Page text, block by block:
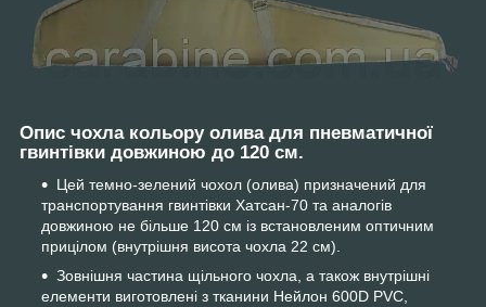
Опис чохла кольору олива для пневматичної
гвинтівки довжиною до 120 см.
Цей темно-зелений чохол (олива) призначений для
транспортування гвинтівки Хатсан-70 та аналогів
довжиною не більше 120 см із встановленим оптичним
прицілом (внутрішня висота чохла 22 см).
Зовнішня частина щільного чохла, а також внутрішні
елементи виготовлені з тканини Нейлон 600D PVC,